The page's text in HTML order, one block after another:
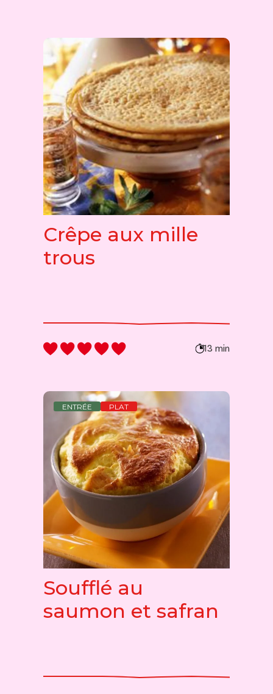
Crêpe aux mille
trous
13 min
ENTRÉE PLAT
Soufflé au
saumon et safran